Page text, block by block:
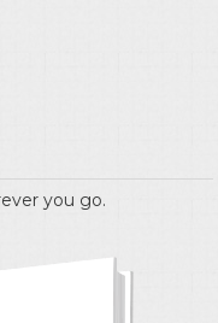
you go.